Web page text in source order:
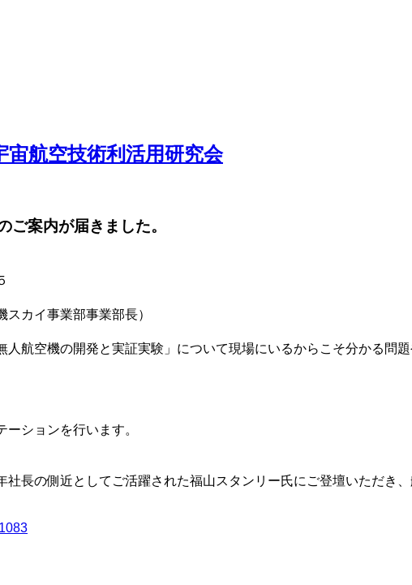
航空技術利活用研究会
案内が届きました。
カイ事業部事業部長）
航空機の開発と実証実験」について現場にいるからこそ分かる問
ションを行います。
社長の側近としてご活躍された福山スタンリー氏にご登壇いただき